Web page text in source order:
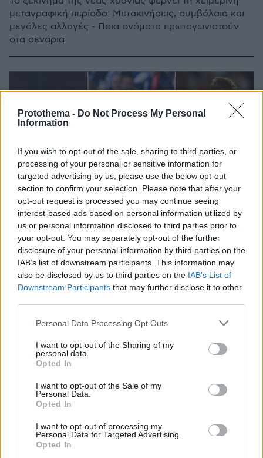
Protothema - Do Not Process My Personal
Information
If you wish to opt-out of the sale, sharing to third parties, or
processing of your personal or sensitive information for
targeted advertising by us, please use the below opt-out
section to confirm your selection. Please note that after your
opt-out request is processed you may continue seeing
interest-based ads based on personal information utilized by
us or personal information disclosed to third parties prior to
your opt-out. You may separately opt-out of the further
disclosure of your personal information by third parties on the
IAB’s list of downstream participants. This information may
also be disclosed by us to third parties on the IAB’s List of
Downstream Participants that may further disclose it to other
Please note that this website/app uses one or more Google
not limited to your visit or usage behaviour. You may click to
grant or deny consent to Google and its third-party tags to
use your data for below specified purposes in below Google
consent section.
Personal Data Processing Opt Outs
I want to opt-out of the Sharing of my
personal data.
Opted In
I want to opt-out of the Sale of my
Personal Data.
Opted In
I want to opt-out of processing my
Personal Data for Targeted Advertising.
Opted In
μεταγραφική περίοδο: Μετακινήσεις, συμβόλαια και
μεγάλες αλλαγές - Ποια ονόματα πρωταγωνιστούν
στα σενάρια
Μεταγραφική μονομαχία γιγάντων: Οι κοινοί στόχοι των
Ρεάλ Μαδρίτης και Μπάγερν Μονάχου που βάζουν
«φωτιά» στο μεταγραφικό παζάρι
«Μάχη» για Βιρτς, Τα, Ντέιβις και άλλους αστέρες
στην αγορά μεταγραφών
21.11.2024, 16:42 2